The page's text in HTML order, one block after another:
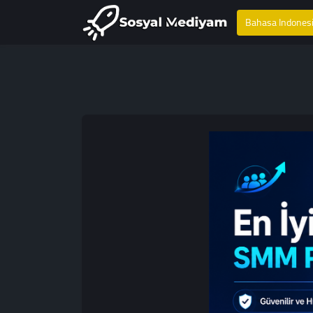
Bahasa